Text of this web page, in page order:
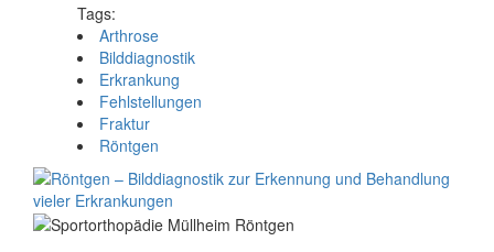
Tags:
Arthrose
Bilddiagnostik
Erkrankung
Fehlstellungen
Fraktur
Röntgen